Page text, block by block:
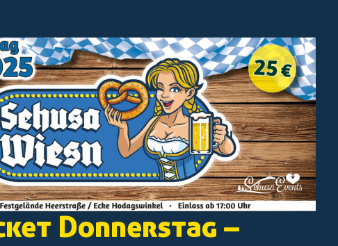
Donnerstag –